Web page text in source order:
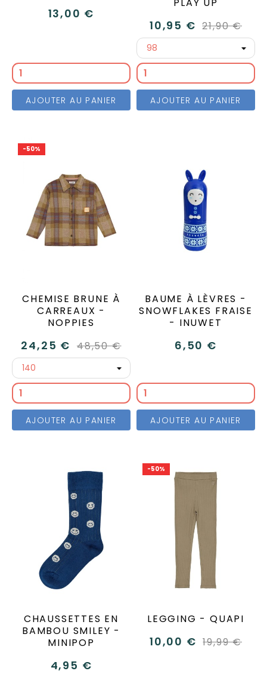
13,00 €
AJOUTER AU PANIER
PLAY UP
10,95 € 21,90 €
AJOUTER AU PANIER
-50%
CHEMISE BRUNE À
CARREAUX -
NOPPIES
24,25 € 48,50 €
AJOUTER AU PANIER
BAUME À LÈVRES -
SNOWFLAKES FRAISE
- INUWET
6,50 €
AJOUTER AU PANIER
CHAUSSETTES EN
BAMBOU SMILEY -
MINIPOP
4,95 €
-50%
LEGGING - QUAPI
10,00 € 19,99 €